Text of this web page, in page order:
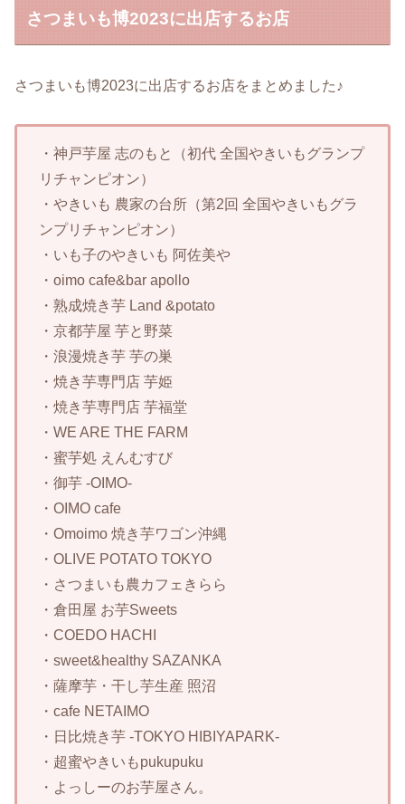
さつまいも博2023に出店するお店
さつまいも博2023に出店するお店をまとめました♪
・神戸芋屋 志のもと（初代 全国やきいもグランプ
リチャンピオン）
・やきいも 農家の台所（第2回 全国やきいもグラ
ンプリチャンピオン）
・いも子のやきいも 阿佐美や
・oimo cafe&bar apollo
・熟成焼き芋 Land &potato
・京都芋屋 芋と野菜
・浪漫焼き芋 芋の巣
・焼き芋専門店 芋姫
・焼き芋専門店 芋福堂
・WE ARE THE FARM
・蜜芋処 えんむすび
・御芋 -OIMO-
・OIMO cafe
・Omoimo 焼き芋ワゴン沖縄
・OLIVE POTATO TOKYO
・さつまいも農カフェきらら
・倉田屋 お芋Sweets
・COEDO HACHI
・sweet&healthy SAZANKA
・薩摩芋・干し芋生産 照沼
・cafe NETAIMO
・日比焼き芋 -TOKYO HIBIYAPARK-
・超蜜やきいもpukupuku
・よっしーのお芋屋さん。